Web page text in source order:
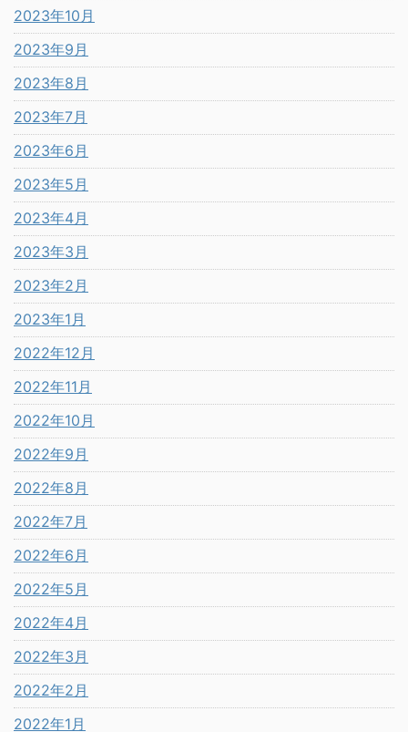
2023年10月
2023年9月
2023年8月
2023年7月
2023年6月
2023年5月
2023年4月
2023年3月
2023年2月
2023年1月
2022年12月
2022年11月
2022年10月
2022年9月
2022年8月
2022年7月
2022年6月
2022年5月
2022年4月
2022年3月
2022年2月
2022年1月